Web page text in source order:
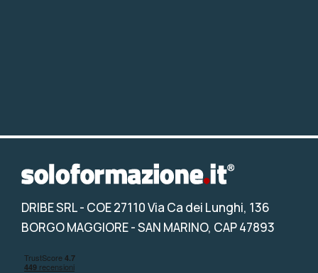
DRIBE SRL- COE 27110 Via Ca dei Lunghi, 136
BORGO MAGGIORE - SAN MARINO, CAP 47893